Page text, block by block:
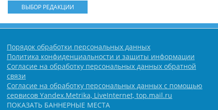
ВЫБОР РЕДАКЦИИ
Порядок обработки персональных данных
Политика конфиденциальности и защиты информации
Согласие на обработку персональных данных обратной
связи
Согласие на обработку персональных данных с помощью
сервисов Yandex.Metrika, LiveInternet, top.mail.ru
ПОКАЗАТЬ БАННЕРНЫЕ МЕСТА